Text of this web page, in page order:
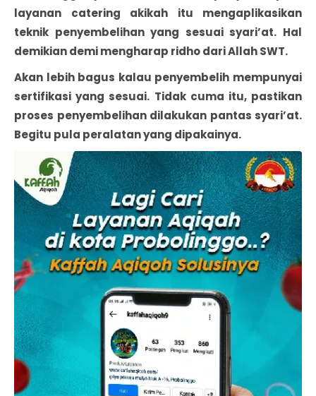
layanan catering akikah itu mengaplikasikan
teknik penyembelihan yang sesuai syari’at. Hal
demikian demi mengharap ridho dari Allah SWT.
Akan lebih bagus kalau penyembelih mempunyai
sertifikasi yang sesuai. Tidak cuma itu, pastikan
proses penyembelihan dilakukan pantas syari’at.
Begitu pula peralatan yang dipakainya.